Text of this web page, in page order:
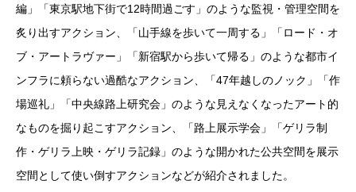
編」「東京駅地下街で12時間過ごす」のような監視・管理空間を
炙り出すアクション、「山手線を歩いて一周する」「ロード・オ
ブ・アートラヴァー」「新宿駅から歩いて帰る」のような都市イ
ンフラに頼らない過酷なアクション、「47年越しのノック」「作
場巡礼」「中央線路上研究会」のような見えなくなったアート的
なものを掘り起こすアクション、「路上展示学会」「ゲリラ制
作・ゲリラ上映・ゲリラ記録」のような開かれた公共空間を展示
空間として使い倒すアクションなどが紹介されました。